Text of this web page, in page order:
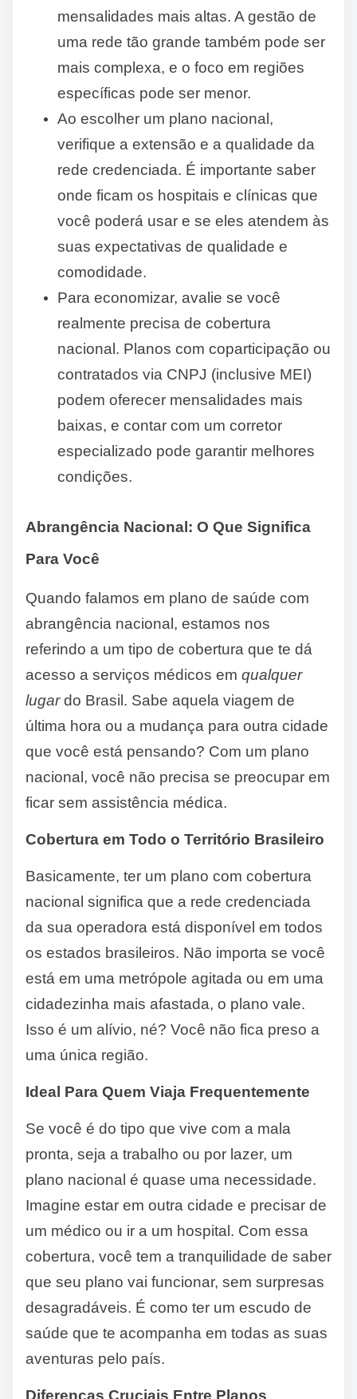
mensalidades mais altas. A gestão de
uma rede tão grande também pode ser
mais complexa, e o foco em regiões
específicas pode ser menor.
Ao escolher um plano nacional,
verifique a extensão e a qualidade da
rede credenciada. É importante saber
onde ficam os hospitais e clínicas que
você poderá usar e se eles atendem às
suas expectativas de qualidade e
comodidade.
Para economizar, avalie se você
realmente precisa de cobertura
nacional. Planos com coparticipação ou
contratados via CNPJ (inclusive MEI)
podem oferecer mensalidades mais
baixas, e contar com um corretor
especializado pode garantir melhores
condições.
Abrangência Nacional: O Que Significa
Para Você
Quando falamos em plano de saúde com
abrangência nacional, estamos nos
referindo a um tipo de cobertura que te dá
acesso a serviços médicos em qualquer
lugardo Brasil. Sabe aquela viagem de
última hora ou a mudança para outra cidade
que você está pensando? Com um plano
nacional, você não precisa se preocupar em
ficar sem assistência médica.
Cobertura em Todo o Território Brasileiro
Basicamente, ter um plano com cobertura
nacional significa que a rede credenciada
da sua operadora está disponível em todos
os estados brasileiros. Não importa se você
está em uma metrópole agitada ou em uma
cidadezinha mais afastada, o plano vale.
Isso é um alívio, né? Você não fica preso a
uma única região.
Ideal Para Quem Viaja Frequentemente
Se você é do tipo que vive com a mala
pronta, seja a trabalho ou por lazer, um
plano nacional é quase uma necessidade.
Imagine estar em outra cidade e precisar de
um médico ou ir a um hospital. Com essa
cobertura, você tem a tranquilidade de saber
que seu plano vai funcionar, sem surpresas
desagradáveis. É como ter um escudo de
saúde que te acompanha em todas as suas
aventuras pelo país.
Diferenças Cruciais Entre Planos